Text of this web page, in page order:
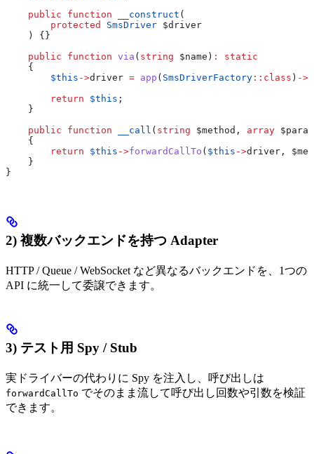
    public
function __construct (
        protected
SmsDriver $driver
    ) {}
    public
function via ( string $name ) :
static
    {
        $this
->driver = app ( SmsDriverFactory :: class ) ->
        return
$this ;
    }
    public
function __call ( string $method , array
    {
        return
$this ->forwardCallTo ( $this ->driver ,
    }
}
2) 複数バックエンドを持つ Adapter
HTTP / Queue / WebSocket など異なるバックエンドを、1つの
API に統一して委譲できます。
3) テスト用 Spy / Stub
実ドライバーの代わりに Spy を注入し、呼び出しは
forwardCallTo でそのまま流して呼び出し回数や引数を検証
できます。